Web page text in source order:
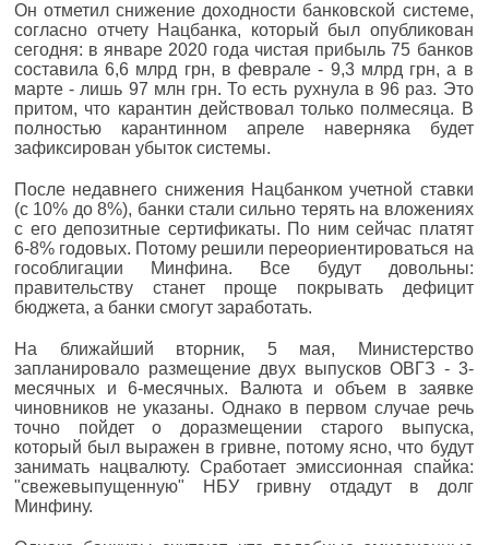
Он отметил снижение доходности банковской системе,
согласно отчету Нацбанка, который был опубликован
сегодня: в январе 2020 года чистая прибыль 75 банков
составила 6,6 млрд грн, в феврале - 9,3 млрд грн, а в
марте - лишь 97 млн грн. То есть рухнула в 96 раз. Это
притом, что карантин действовал только полмесяца. В
полностью карантинном апреле наверняка будет
зафиксирован убыток системы.
После недавнего снижения Нацбанком учетной ставки
(с 10% до 8%), банки стали сильно терять на вложениях
с его депозитные сертификаты. По ним сейчас платят
6-8% годовых. Потому решили переориентироваться на
гособлигации Минфина. Все будут довольны:
правительству станет проще покрывать дефицит
бюджета, а банки смогут заработать.
На ближайший вторник, 5 мая, Министерство
запланировало размещение двух выпусков ОВГЗ - 3-
месячных и 6-месячных. Валюта и объем в заявке
чиновников не указаны. Однако в первом случае речь
точно пойдет о доразмещении старого выпуска,
который был выражен в гривне, потому ясно, что будут
занимать нацвалюту. Сработает эмиссионная спайка:
"свежевыпущенную" НБУ гривну отдадут в долг
Минфину.